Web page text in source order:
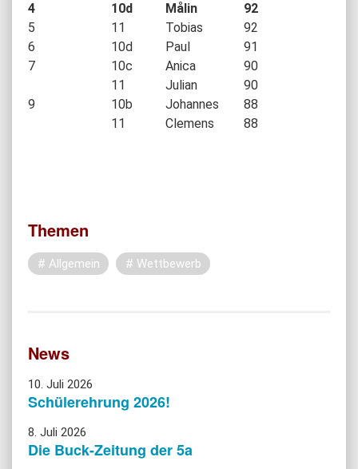
4
10d Målin
92
5
11 Tobias
92
6
10d Paul
91
7
10c Anica
90
11
Julian
90
9
10b Johannes
88
11
Clemens 88
Themen
Allgemein Wettbewerb
News
10. Juli 2026
Schülerehrung 2026!
8. Juli 2026
Die Buck-Zeitung der 5a